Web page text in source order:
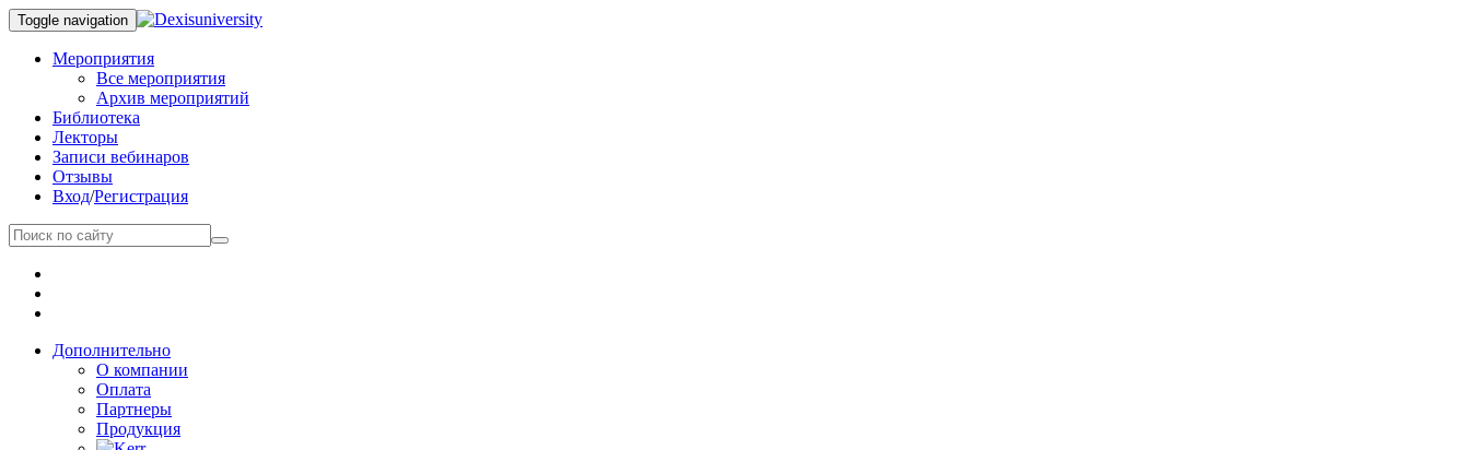
Toggle navigation
Мероприятия
Все мероприятия
Архив мероприятий
Библиотека
Лекторы
Записи вебинаров
Отзывы
Вход/Регистрация
Дополнительно
О компании
Оплата
Партнеры
Продукция